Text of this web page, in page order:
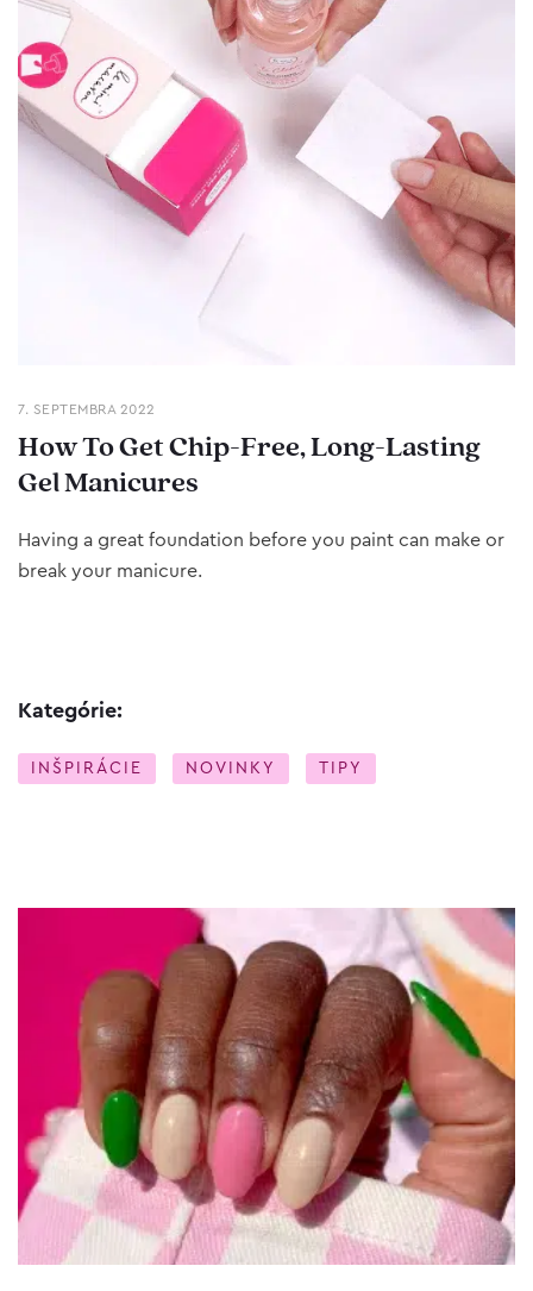
7. SEPTEMBRA 2022
How To Get Chip-Free, Long-Lasting
Gel Manicures
Having a great foundation before you paint can make or
break your manicure.
Kategórie:
INŠPIRÁCIE NOVINKY TIPY